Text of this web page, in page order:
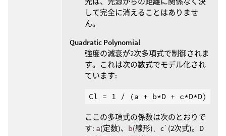
して完全に消えることはありませ
ん。
Quadratic Polynomial
強度の減衰が2次多項式で制御されま
す。これは次の数式でモデル化され
ています:
ここの多項式の係数は次のとおりで
す: a(定数)、 b(線形)
c`(2次式)。D